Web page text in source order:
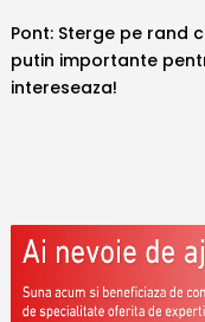
Pont: Sterge pe rand
putin importante
intereseaza!